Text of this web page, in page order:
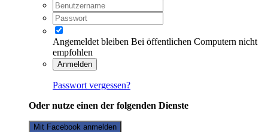
Angemeldet bleiben Bei öffentlichen Computern nicht
empfohlen
Anmelden
Passwort vergessen?
Oder nutze einen der folgenden Dienste
Mit Facebook anmelden